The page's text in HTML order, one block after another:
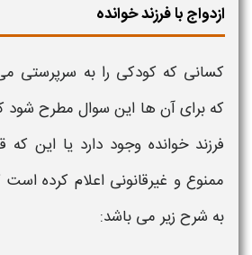
ازدواج با فرزند خوانده
کسانی که کودکی را به سرپرستی
که برای آن ها این سوال مطرح شود
فرزند خوانده وجود دارد یا این که
ممنوع و غیرقانونی اعلام کرده
به شرح زیر می باشد: